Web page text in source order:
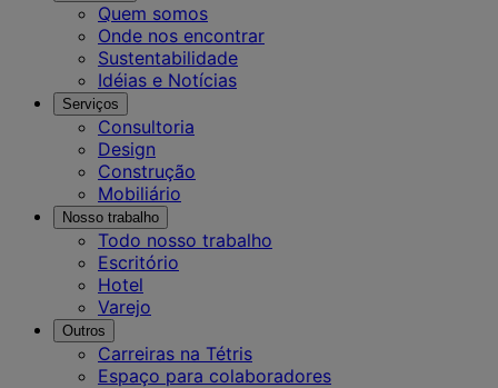
Quem somos
Onde nos encontrar
Sustentabilidade
Idéias e Notícias
Serviços
Consultoria
Design
Construção
Mobiliário
Nosso trabalho
Todo nosso trabalho
Escritório
Hotel
Varejo
Outros
Carreiras na Tétris
Espaço para colaboradores